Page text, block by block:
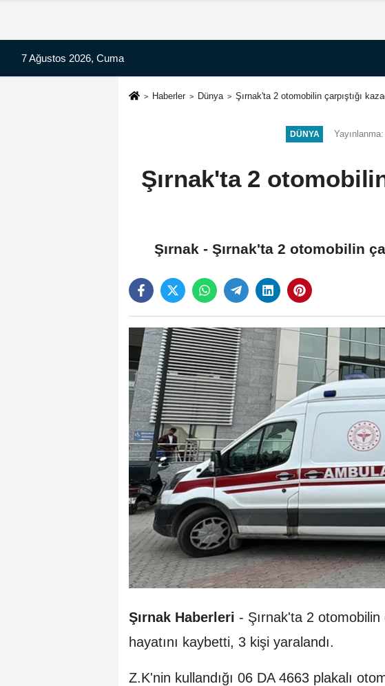
7 Ağustos 2026, Cuma
Haberler Dünya Şırnak'ta 2 otomobilin çarpıştığı
DÜNYA
Şırnak'ta 2
Şırnak - Şırnak'ta 2 otomobilin
Şırnak Haberleri - Şırnak'ta 2 otomobilin
hayatını kaybetti, 3 kişi yaralandı.
Z.K'nin kullandığı 06 DA 4663 plakalı